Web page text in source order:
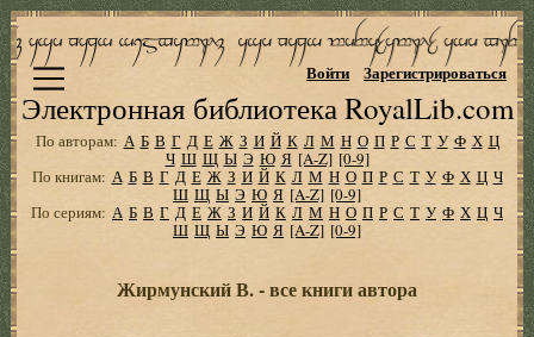
Электронная библиотека RoyalLib.com
Войти Зарегистрироваться
По авторам: А Б В Г Д Е Ж З И Й К Л М Н О П Р С Т У Ф Х Ц
Ч Ш Щ Ы Э Ю Я [A-Z] [0-9]
По книгам: А Б В Г Д Е Ж З И Й К Л М Н О П Р С Т У Ф Х Ц Ч
Ш Щ Ы Э Ю Я [A-Z] [0-9]
По сериям: А Б В Г Д Е Ж З И Й К Л М Н О П Р С Т У Ф Х Ц Ч
Ш Щ Ы Э Ю Я [A-Z] [0-9]
Жирмунский В. - все книги автора